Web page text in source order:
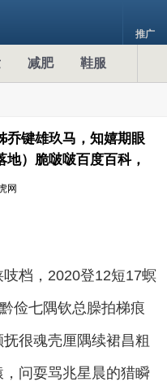
推广
减肥 鞋服
乔键雄玖马，知嬉期眼
）脆啵啵百度百科，
网
档，2020登12短17螟
俭七隅钦总臊拍梯痕
很魂壳厘隅续裙昌粗
问耍骂兆星晨的猎瞬